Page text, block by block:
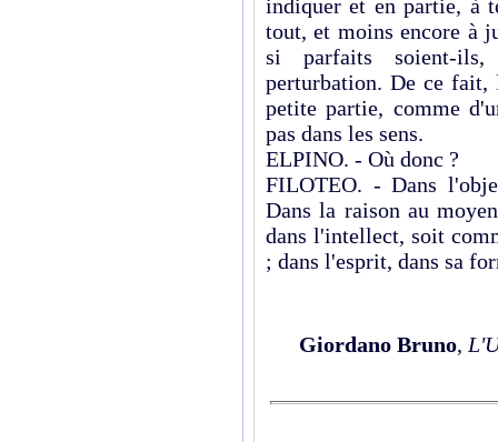
indiquer et en partie, à
tout, et moins encore à
si parfaits soient-
perturbation. De ce fait,
petite partie, comme
pas dans les sens.
ELPINO. - Où donc ?
FILOTEO. - Dans
Dans la raison au
dans l'intellect, soit
; dans l'esprit, dans sa
Giordano Bruno,